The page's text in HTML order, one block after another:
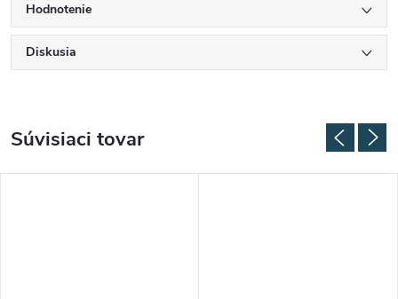
Hodnotenie
Diskusia
Súvisiaci tovar